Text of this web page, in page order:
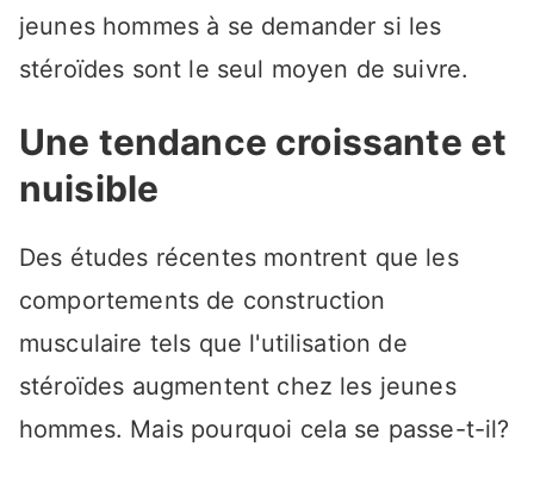
jeunes hommes à se demander si les
stéroïdes sont le seul moyen de suivre.
Une tendance croissante et
nuisible
Des études récentes montrent que les
comportements de construction
musculaire tels que l'utilisation de
stéroïdes augmentent chez les jeunes
hommes. Mais pourquoi cela se passe-t-il?